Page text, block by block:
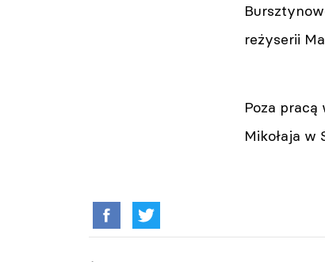
reżyserii
Poza
Mikołaja w